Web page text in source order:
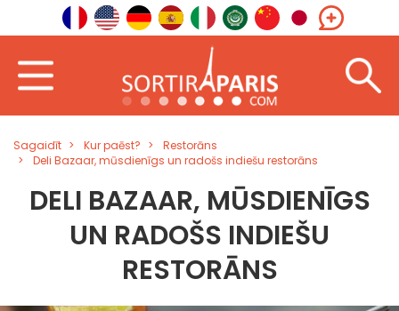
Sagaidīt Kur paēst?
Restorāns
Deli Bazaar, mūsdienīgs un radošs indiešu restorāns
DELI BAZAAR, MŪSDIENĪGS
UN RADOŠS INDIEŠU
RESTORĀNS